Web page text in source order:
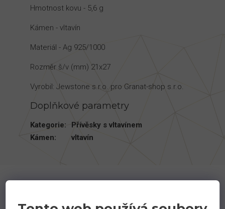
Hmotnost kovu - 5,6 g
Kámen - vltavín
Materiál - Ag 925/1000
Rozměr š/v (mm) 21x27
Vyrobil: Jewstone s.r.o. pro Granat-shop s.r.o.
Doplňkové parametry
Kategorie:
Přívěsky s vltavínem
Kámen: vltavín
Podobné produkty